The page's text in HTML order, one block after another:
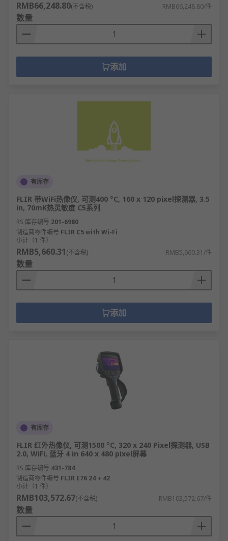
RMB66,248.80(不含税) RMB66,248.80/件
数量
添加
有库存
FLIR 带WiFi热像仪, 可测400 °C, 160 x 120 pixel探测器, 3.5
in, 70mK热灵敏度 C5系列
RS 库存编号 201-6980
制造商零件编号 FLIR C5 with Wi-Fi
小计（1 件）
RMB5,660.31(不含税) RMB5,660.31/件
数量
添加
有库存
FLIR 红外热像仪, 可测1500 °C, 320 x 240 Pixel探测器, USB
2.0, WiFi, 蓝牙 4 in 640 x 480 pixel屏幕
RS 库存编号 431-784
制造商零件编号 FLIR E76 24 + 42
小计（1 件）
RMB103,572.67(不含税) RMB103,572.67/件
数量